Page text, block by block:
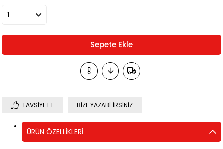
TAVSIYE ET BIZE YAZABILIRSINIZ
ÜRÜN ÖZELLIKLERI